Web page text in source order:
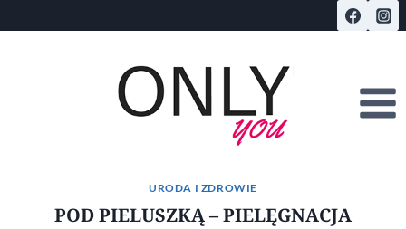
do
URODA I ZDROWIE
POD PIELUSZKĄ – PIELĘGNACJA